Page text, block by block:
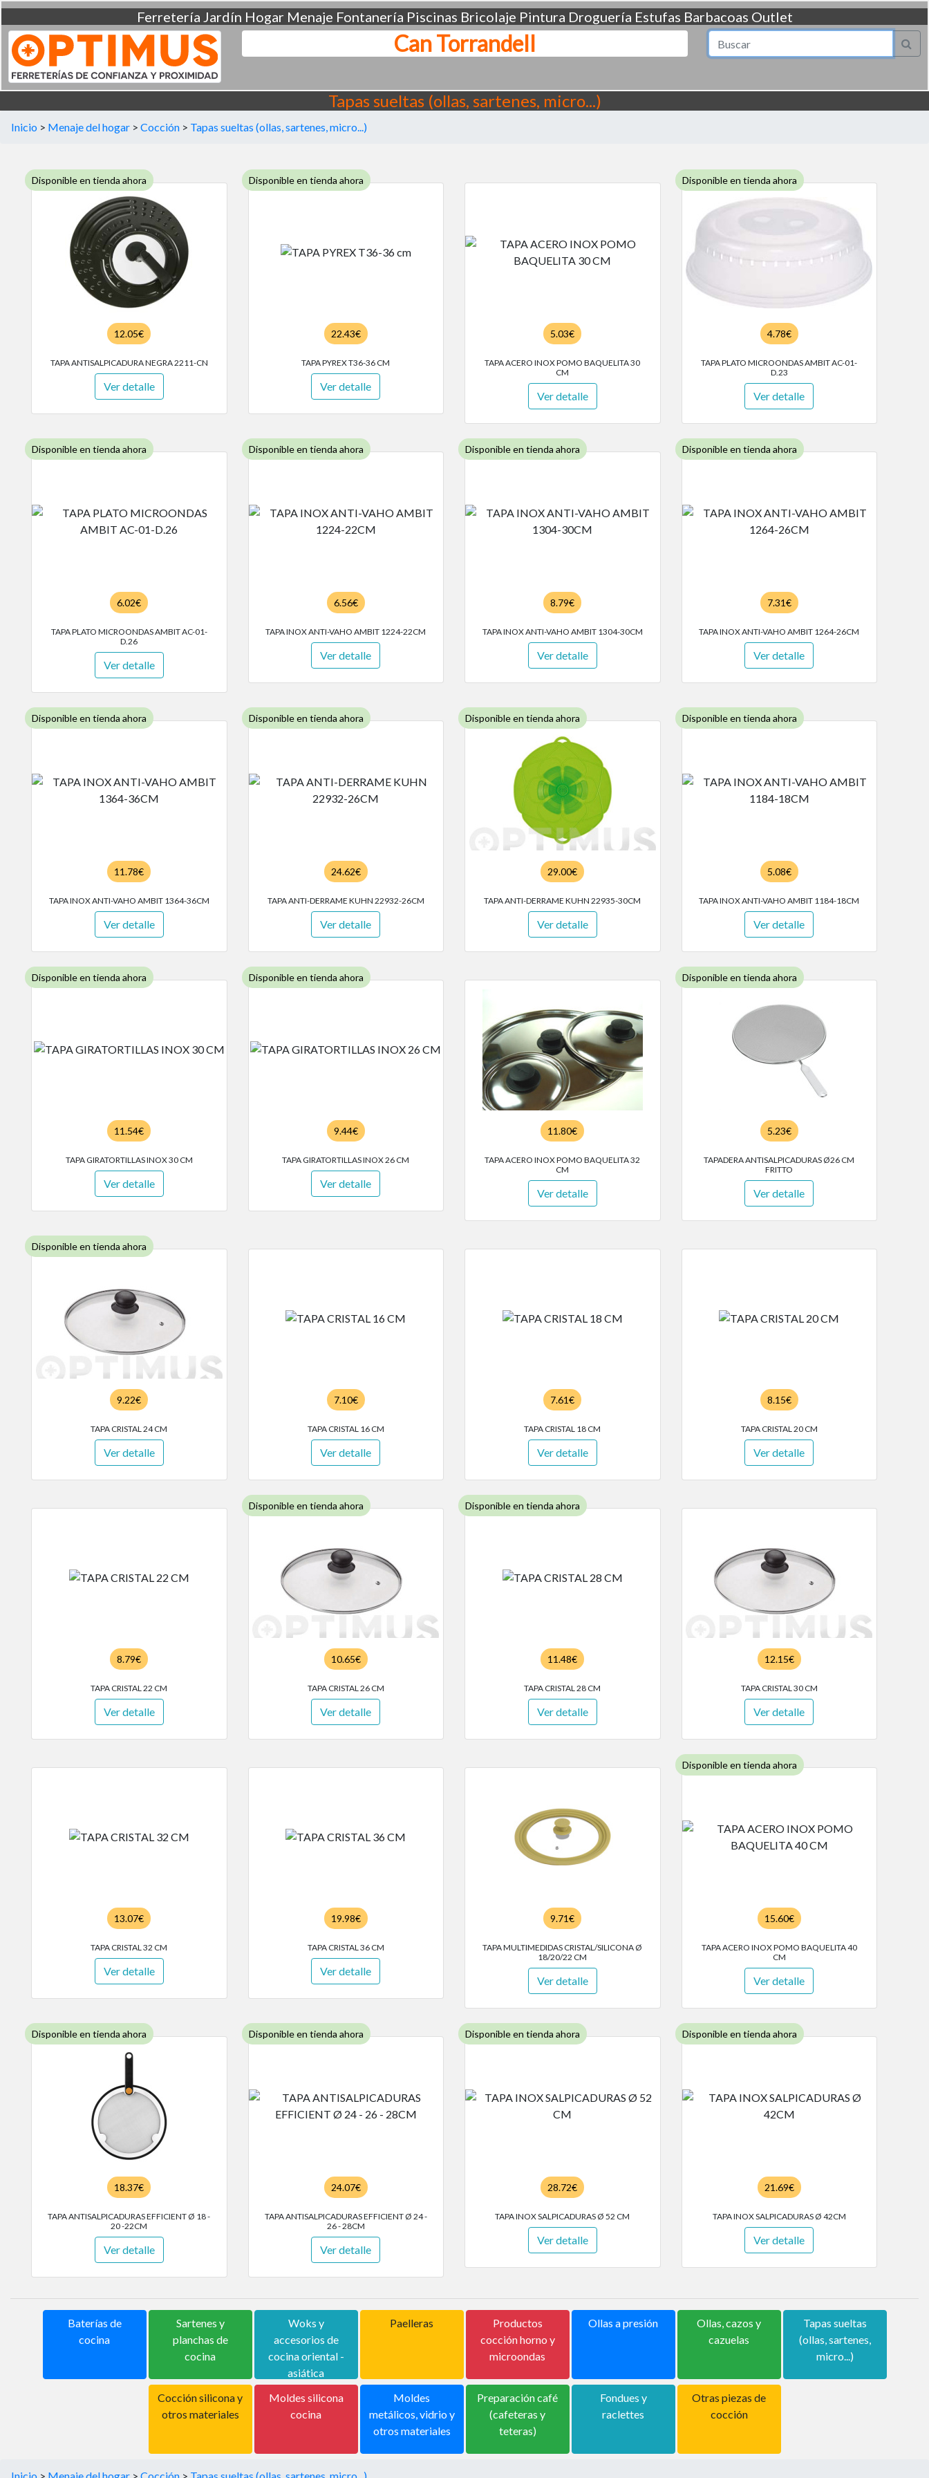
Ferretería Jardín Hogar Menaje Fontanería Piscinas Bricolaje Pintura Droguería Estufas Barbacoas Outlet
Can Torrandell
Tapas sueltas (ollas, sartenes, micro...)
Inicio > Menaje del hogar > Cocción > Tapas sueltas (ollas, sartenes, micro...)
Disponible en tienda ahora
12.05€
TAPA ANTISALPICADURA NEGRA 2211-CN
Ver detalle
Disponible en tienda ahora
22.43€
TAPA PYREX T36-36 CM
Ver detalle
5.03€
TAPA ACERO INOX POMO BAQUELITA 30
CM
Ver detalle
Disponible en tienda ahora
4.78€
TAPA PLATO MICROONDAS AMBIT AC-01-
D.23
Ver detalle
Disponible en tienda ahora
6.02€
TAPA PLATO MICROONDAS AMBIT AC-01-
D.26
Ver detalle
Disponible en tienda ahora
6.56€
TAPA INOX ANTI-VAHO AMBIT 1224-22CM
Ver detalle
Disponible en tienda ahora
8.79€
TAPA INOX ANTI-VAHO AMBIT 1304-30CM
Ver detalle
Disponible en tienda ahora
7.31€
TAPA INOX ANTI-VAHO AMBIT 1264-26CM
Ver detalle
Disponible en tienda ahora
11.78€
TAPA INOX ANTI-VAHO AMBIT 1364-36CM
Ver detalle
Disponible en tienda ahora
24.62€
TAPA ANTI-DERRAME KUHN 22932-26CM
Ver detalle
Disponible en tienda ahora
29.00€
TAPA ANTI-DERRAME KUHN 22935-30CM
Ver detalle
Disponible en tienda ahora
5.08€
TAPA INOX ANTI-VAHO AMBIT 1184-18CM
Ver detalle
Disponible en tienda ahora
11.54€
TAPA GIRATORTILLAS INOX 30 CM
Ver detalle
Disponible en tienda ahora
9.44€
TAPA GIRATORTILLAS INOX 26 CM
Ver detalle
11.80€
TAPA ACERO INOX POMO BAQUELITA 32
CM
Ver detalle
Disponible en tienda ahora
5.23€
TAPADERA ANTISALPICADURAS Ø26 CM
FRITTO
Ver detalle
Disponible en tienda ahora
9.22€
TAPA CRISTAL 24 CM
Ver detalle
7.10€
TAPA CRISTAL 16 CM
Ver detalle
7.61€
TAPA CRISTAL 18 CM
Ver detalle
8.15€
TAPA CRISTAL 20 CM
Ver detalle
8.79€
TAPA CRISTAL 22 CM
Ver detalle
Disponible en tienda ahora
10.65€
TAPA CRISTAL 26 CM
Ver detalle
Disponible en tienda ahora
11.48€
TAPA CRISTAL 28 CM
Ver detalle
12.15€
TAPA CRISTAL 30 CM
Ver detalle
13.07€
TAPA CRISTAL 32 CM
Ver detalle
19.98€
TAPA CRISTAL 36 CM
Ver detalle
9.71€
TAPA MULTIMEDIDAS CRISTAL/SILICONA Ø
18/20/22 CM
Ver detalle
Disponible en tienda ahora
15.60€
TAPA ACERO INOX POMO BAQUELITA 40
CM
Ver detalle
Disponible en tienda ahora
18.37€
TAPA ANTISALPICADURAS EFFICIENT Ø 18 -
20 -22CM
Ver detalle
Disponible en tienda ahora
24.07€
TAPA ANTISALPICADURAS EFFICIENT Ø 24 -
26 - 28CM
Ver detalle
Disponible en tienda ahora
28.72€
TAPA INOX SALPICADURAS Ø 52 CM
Ver detalle
Disponible en tienda ahora
21.69€
TAPA INOX SALPICADURAS Ø 42CM
Ver detalle
Baterías de
cocina
Sartenes y
planchas de
cocina
Woks y
accesorios de
cocina oriental -
asiática
Paelleras
Productos
cocción horno y
microondas
Ollas a presión
Ollas, cazos y
cazuelas
Tapas sueltas
(ollas, sartenes,
micro...)
Cocción silicona y
otros materiales
Moldes silicona
cocina
Moldes
metálicos, vidrio y
otros materiales
Preparación café
(cafeteras y
teteras)
Fondues y
raclettes
Otras piezas de
cocción